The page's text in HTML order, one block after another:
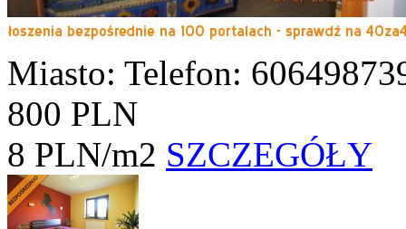
Miasto: Telefon:
800 PLN
8 PLN/m2 SZCZEGÓŁY